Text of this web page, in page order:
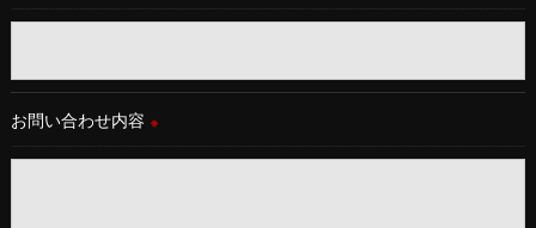
お問い合わせ内容 ※